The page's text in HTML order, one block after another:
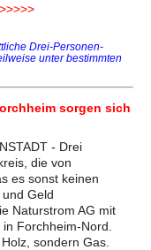
>>>>>
Drei-Personen-
unter bestimmten
sorgen sich
- Drei
die von
es sonst keinen
Geld
Naturstrom AG mit
Forchheim-Nord.
sondern Gas.